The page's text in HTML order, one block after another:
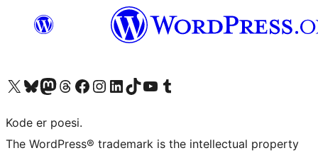
Besøg vores X (tidligere Twitter) konto
Besøg vores Bluesky-konto
Besøg vores Mastodon konto
Besøg vores Threads-konto
Besøg vores Facebook sideBesøg vores Instagram konto
Besøg vores LinkedIn konto
Besøg vores TikTok-konto
Besøg vores YouTube-kanalBesøg vores Tumblr-konto
Kode er poesi.
The WordPress® trademark is the intellectual property